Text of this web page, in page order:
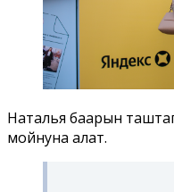
Наталья баарын
мойнуна алат.